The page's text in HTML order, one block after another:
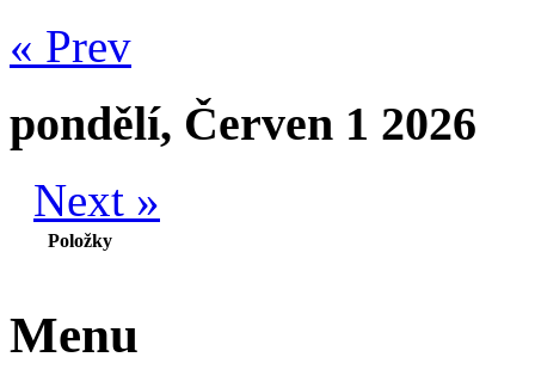
« Prev
pondělí, Červen 1 2026
Next »
Položky
Menu